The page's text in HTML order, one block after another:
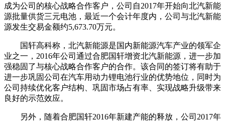
成为公司的核心战略合作客户，公司自2017年开始向北汽新能
源批量供货三元电池，最近一个会计年度内，公司与北汽新能
源发生交易金额约5,673.70万元。
国轩高科称，北汽新能源是国内新能源汽车产业的领军企
业之一，2016年公司通过合肥国轩增资北汽新能源，进一步加
强稳固了与核心战略合作客户的合作。该合同的签订将有助于
进一步巩固公司在汽车用动力锂电池行业的优势地位，同时为
公司持续优化客户结构、巩固市场占有率、实现战略升级带来
良好的示范效应。
另外，随着合肥国轩2016年新建产能的释放，公司2017年